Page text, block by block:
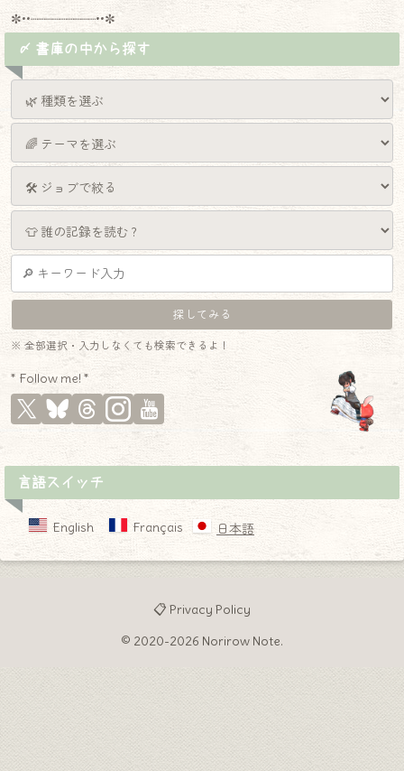
✼••┈┈┈┈┈┈┈┈┈••✼
〆 書庫の中から探す
※ 全部選択・入力しなくても検索できるよ！
* Follow me! *
言語スイッチ
English Français 日本語
📋 Privacy Policy
© 2020-2026 Norirow Note.